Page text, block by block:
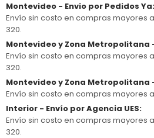
Montevideo - Envio por Pedidos Ya:
Envío sin costo en compras mayores a
320.
Montevideo y Zona
Envío sin costo en compras mayores a
320.
Montevideo y Zona Metropolitana
Envío sin costo en compras mayores a
Interior - Envío por Agencia UES:
Envío sin costo en compras mayores a
320.